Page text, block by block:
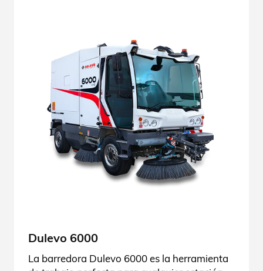
Dulevo 6000
La barredora Dulevo 6000 es la herramienta